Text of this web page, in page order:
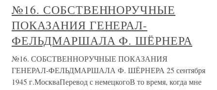
№16. СОБСТВЕННОРУЧНЫЕ
ПОКАЗАНИЯ ГЕНЕРАЛ-
ФЕЛЬДМАРШАЛА Ф. ШЁРНЕРА
№16. СОБСТВЕННОРУЧНЫЕ ПОКАЗАНИЯ
ГЕНЕРАЛ-ФЕЛЬДМАРШАЛА Ф. ШЁРНЕРА 25 сентября
1945 г.МоскваПеревод с немецкогоВ то время, когда мне